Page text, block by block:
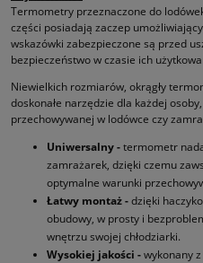
Termometry przeznaczone do
części posiadają zaczep
wskazówki zabezpieczone są przed
bezpieczeństwo w czasie ich
Niewielkich rozmiarów, okrągły
doskonałe narzędzie dla każdej
przechowywanej w lodówce czy
Uniwersalny -termometr
zamrażarek, dzięki czemu
optymalne warunki
Łatwy montaż -dzięki
obudowy, w prosty i
wnętrzu swojej chłodziarki.
Wysokiej jakości -wykonany